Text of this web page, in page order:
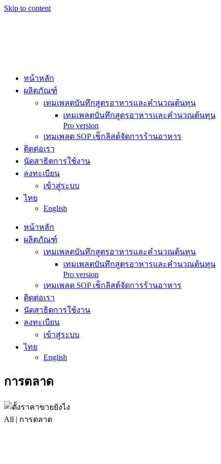
Skip to content
หน้าหลัก
ผลิตภัณฑ์
เทมเพลตบันทึกสูตรอาหารและคำนวณต้นทุน
เทมเพลตบันทึกสูตรอาหารและคำนวณต้นทุน
Pro version
เทมเพลต SOP เช็กลิสต์จัดการร้านอาหาร
ติดต่อเรา
นัดสาธิตการใช้งาน
ลงทะเบียน
เข้าสู่ระบบ
ไทย
English
หน้าหลัก
ผลิตภัณฑ์
เทมเพลตบันทึกสูตรอาหารและคำนวณต้นทุน
เทมเพลตบันทึกสูตรอาหารและคำนวณต้นทุน
Pro version
เทมเพลต SOP เช็กลิสต์จัดการร้านอาหาร
ติดต่อเรา
นัดสาธิตการใช้งาน
ลงทะเบียน
เข้าสู่ระบบ
ไทย
English
การตลาด
All | การตลาด